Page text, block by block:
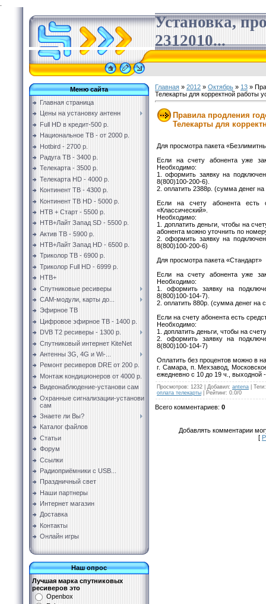
Установка,
2312010...
Меню сайта
Главная страница
Цены на установку антенн
Full HD в кредит-500 р.
Национальное ТВ - от 2000 р.
Hotbird - 2700 р.
Радуга ТВ - 3400 р.
Телекарта - 3500 р.
Телекарта HD - 4000 р.
Континент ТВ - 4300 р.
Континент ТВ HD - 5000 р.
НТВ + Старт - 5500 р.
НТВ+Лайт Запад SD - 5500 р.
Актив ТВ - 5900 р.
НТВ+Лайт Запад HD - 6500 р.
Триколор ТВ - 6900 р.
Триколор Full HD - 6999 р.
НТВ+
Спутниковые ресиверы
CAM-модули, карты до...
Эфирное ТВ
Цифровое эфирное ТВ - 1400 р.
DVB T2 ресиверы - 1300 р.
Спутниковый интернет KiteNet
Антенны 3G, 4G и Wi-...
Ремонт ресиверов DRE от 200 р.
Монтаж кондиционеров от 4000 р.
Видеонаблюдение-установи сам
Охранные сигнализации-установи
сам
Знаете ли Вы?
Каталог файлов
Статьи
Форум
Ссылки
Радиоприёмники с USB...
Праздничный свет
Наши партнеры
Интернет магазин
Доставка
Контакты
Онлайн игры
Наш опрос
Лучшая марка спутниковых
ресиверов это
Openbox
Главная » 2012 » Октябрь » 13 »
Телекарты для корректной работы
Правила продления
Телекарты для
Для просмотра пакета
Если на счету абонента уже
Необходимо:
1. оформить заявку на
8(800)100-200-6).
2. оплатить 2388р. (сумма денег
Если на счету абонента есть
«Классический».
Необходимо:
1. доплатить деньги, чтобы на
абонента можно уточнить по
2. оформить заявку на
8(800)100-200-6)
Для просмотра пакета «Стандарт»
Если на счету абонента уже
Необходимо:
1. оформить заявку на
8(800)100-104-7).
2. оплатить 880р. (сумма денег на
Если на счету абонента есть
Необходимо:
1. доплатить деньги, чтобы на
2. оформить заявку на
8(800)100-104-7)
Оплатить без процентов можно в
г. Самара, п. Мехзавод,
ежедневно с 10 до 19 ч., выходной
Просмотров: 1232 Добавил: antena Теги:
оплата телекарты
Рейтинг: 0.0/0
Всего комментариев: 0
Добавлять комментарии
[